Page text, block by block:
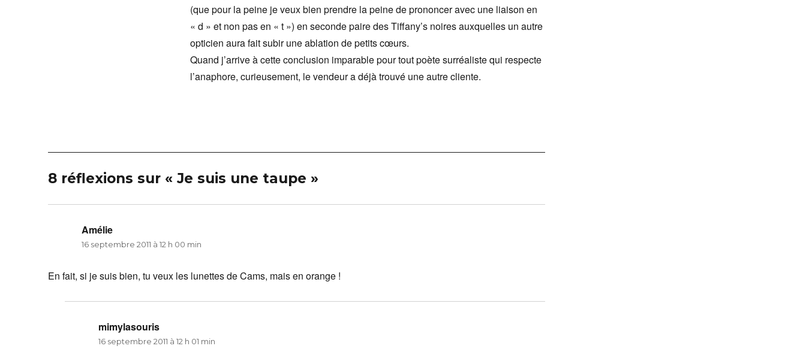
(que pour la peine je veux bien prendre la peine de prononcer avec une liaison en
« d » et non pas en « t ») en seconde paire des Tiffany’s noires auxquelles un autre
opticien aura fait subir une ablation de petits cœurs.
Quand j’arrive à cette conclusion imparable pour tout poète surréaliste qui respecte
l’anaphore, curieusement, le vendeur a déjà trouvé une autre cliente.
8 réflexions sur « Je suis une taupe »
Amélie
16 septembre 2011 à 12 h 00 min
En fait, si je suis bien, tu veux les lunettes de Cams, mais en orange !
mimylasouris
16 septembre 2011 à 12 h 01 min